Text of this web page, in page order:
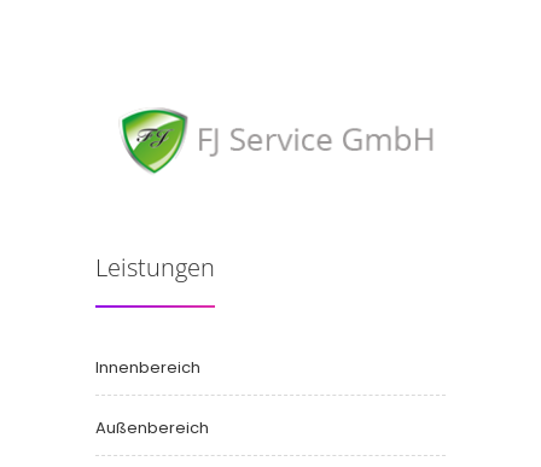
Leistungen
Innenbereich
Außenbereich